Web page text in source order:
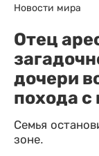
Новости мира
Отец
дочери
похода с
Семья
зоне.